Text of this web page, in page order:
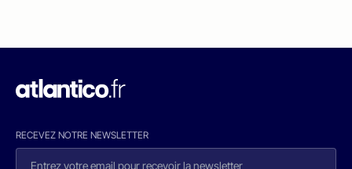
RECEVEZ NOTRE NEWSLETTER